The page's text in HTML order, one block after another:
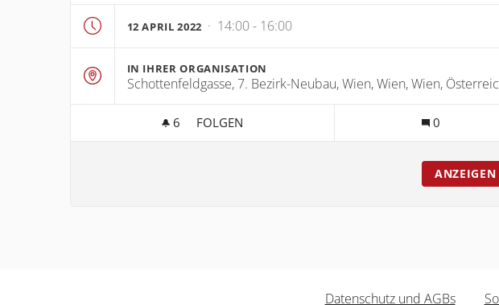
12 APRIL 2022 · 14:00 - 16:00
IN IHRER ORGANISATION
Schottenfeldgasse, 7. Bezirk-Neubau, Wien, Wien, Wien,
6 6 FOLLOWER
FOLGEN 0
ANZEIGEN
Datenschutz und AGBs